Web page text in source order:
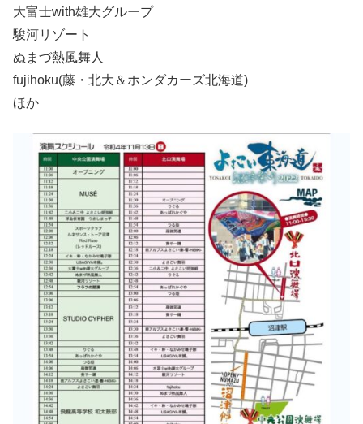
大富士with雄大グループ
駿河リゾート
ぬまづ熱風舞人
fujihoku(藤・北大＆ホンダカーズ北海道)
ほか